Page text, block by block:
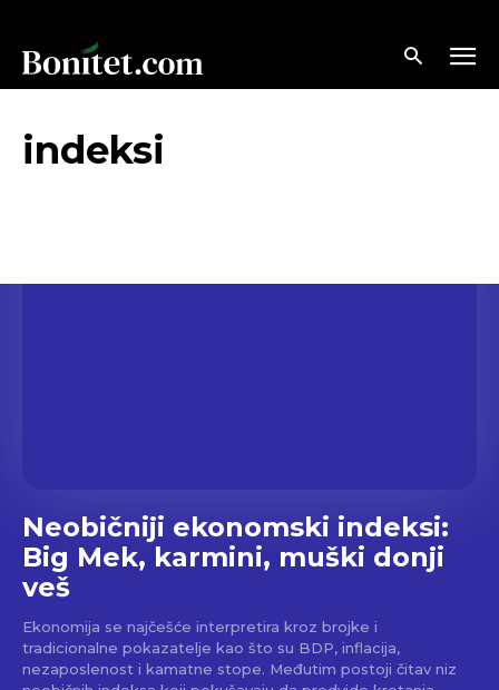
indeksi
Neobičniji ekonomski indeksi:
Big Mek, karmini, muški donji
veš
Ekonomija se najčešće interpretira kroz brojke i
tradicionalne pokazatelje kao što su BDP, inflacija,
nezaposlenost i kamatne stope. Međutim postoji čitav niz